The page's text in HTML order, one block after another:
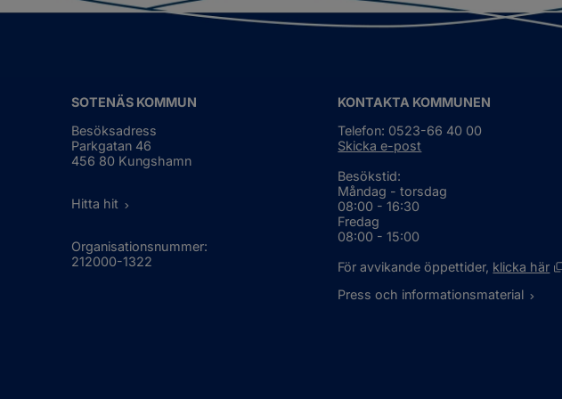
regionalt
samarbete
SOTENÄS KOMMUN
Besöksadress
Parkgatan 46
456 80 Kungshamn
Hitta hit
Organisationsnummer:
212000-1322
KONTAKTA KOMMUNEN
Telefon: 0523-66 40 00
Skicka e-post
Besökstid:
Måndag - torsdag
08:00 - 16:30
Fredag
08:00 - 15:00
För avvikande öppettider, klicka här
Press och informationsmaterial